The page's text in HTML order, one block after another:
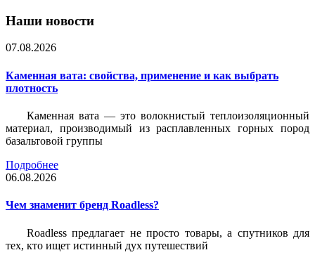
Наши новости
07.08.2026
Каменная вата: свойства, применение и как выбрать
плотность
Каменная вата — это волокнистый теплоизоляционный
материал, производимый из расплавленных горных пород
базальтовой группы
Подробнее
06.08.2026
Чем знаменит бренд Roadless?
Roadless предлагает не просто товары, а спутников для
тех, кто ищет истинный дух путешествий